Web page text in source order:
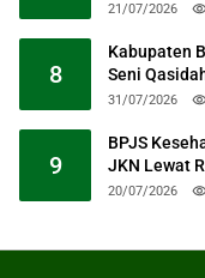
21/07/2026
8
Kabupaten
Seni
31/07/2026
9
BPJS
JKN Lewat
20/07/2026